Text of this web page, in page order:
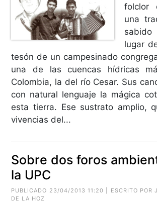
folclor
una
sabido
lugar
tesón de un campesinado
una de las cuencas hídricas
Colombia, la del río Cesar. Sus
con natural lenguaje la mágica
esta tierra. Ese sustrato amplio,
vivencias del...
Sobre dos foros
la UPC
PUBLICADO 23/04/2013 11:20 | ESCRITO POR
DE LA HOZ